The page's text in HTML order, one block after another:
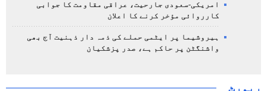
امریکی-سعودی جارحیت، عراقی مقاومت کا جوابی
کارروائی مؤخر کرنے کا اعلان
ہیروشیما پر ایٹمی حملے کی ذمہ دار ذہنیت آج بھی
واشنگٹن پر حاکم ہے، صدر پزشکیان
رپورٹ